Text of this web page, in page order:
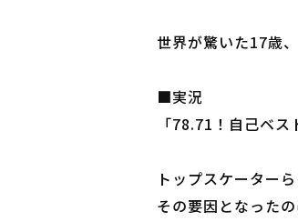
世界が驚いた17歳
■実況
「78.71！自己ベス
トップスケーター
その要因となったの